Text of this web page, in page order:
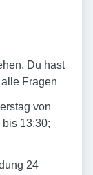
Du hast
Fragen
von
13:30;
24